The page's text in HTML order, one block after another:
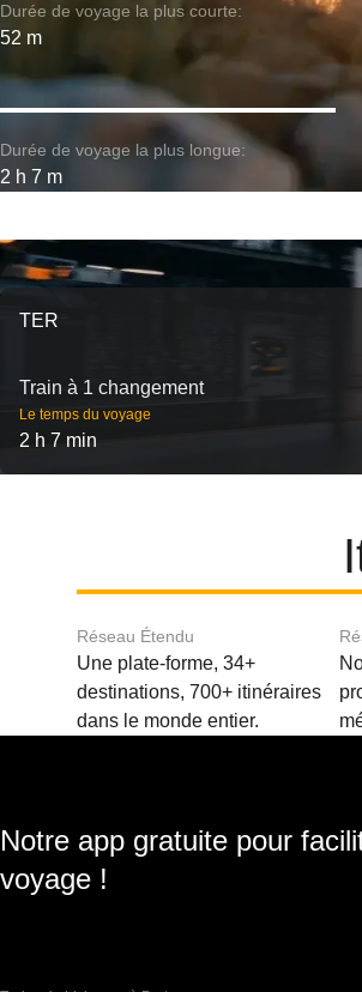
Durée de voyage la plus courte:
52 m
Durée de voyage la plus longue:
2 h 7 m
TER
Train à 1 changement
Le temps du voyage
2 h 7 min
Réseau Étendu
Une plate-forme, 34+
destinations, 700+ itinéraires
dans le monde entier.
Notre app gratuite pour
voyage !